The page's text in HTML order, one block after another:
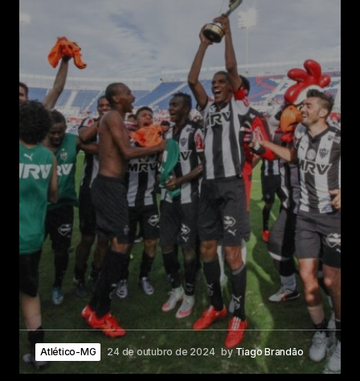
Atlético-MG 24 de outubro de 2024 by Tiago Brandão